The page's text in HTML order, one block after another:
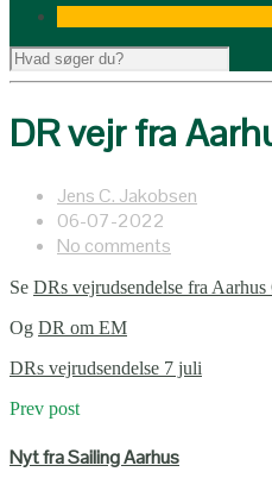
DR vejr fra
Jens C. Jakobsen
06-07-2022
No comments
Se DRs vejrudsendelse fra
Og DR om EM
DRs vejrudsendelse 7 juli
Prev post
Nyt fra Sailing Aarhus